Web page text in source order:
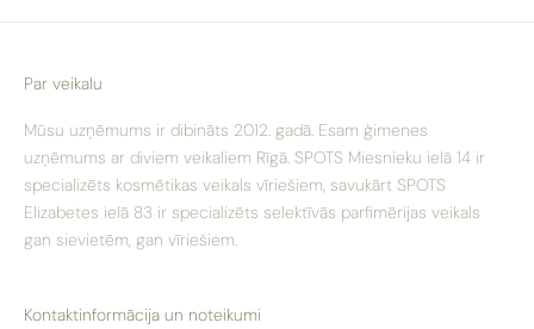
Par veikalu
Mūsu uzņēmums ir dibināts 2012. gadā. Esam ģimenes
uzņēmums ar diviem veikaliem Rīgā. SPOTS Miesnieku ielā 14 ir
specializēts kosmētikas veikals vīriešiem, savukārt SPOTS
Elizabetes ielā 83 ir specializēts selektīvās parfimērijas veikals
gan sievietēm, gan vīriešiem.
Kontaktinformācija un noteikumi